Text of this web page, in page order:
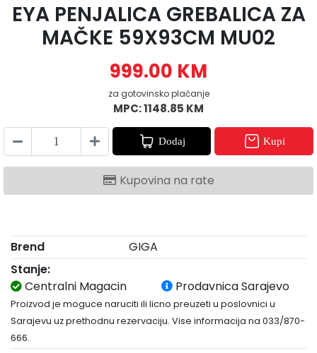
EYA PENJALICA GREBALICA ZA
MAČKE 59X93CM MU02
999.00 KM
za gotovinsko plaćanje
MPC: 1148.85 KM
Dodaj Kupi
Kupovina na rate
Brend
GIGA
Stanje:
Centralni Magacin
Prodavnica Sarajevo
Proizvod je moguce naruciti ili licno preuzeti u poslovnici u
Sarajevu uz prethodnu rezervaciju. Vise informacija na 033/870-
666.